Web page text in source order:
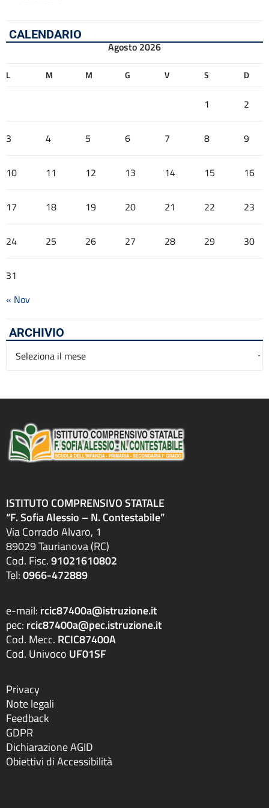
CALENDARIO
Agosto 2026
L M M G V S D
1 2
3 4 5 6 7 8 9
10 11 12 13 14 15 16
17 18 19 20 21 22 23
24 25 26 27 28 29 30
31
« Nov
ARCHIVIO
Archivio
ISTITUTO COMPRENSIVO STATALE
“F. Sofia Alessio – N. Contestabile”
Via Corrado Alvaro, 1
89029 Taurianova (RC)
Cod. Fisc.91021610802
Tel:0966-472889
e-mail: rcic87400a@istruzione.it
pec: rcic87400a@pec.istruzione.it
Cod. Mecc. RCIC87400A
Cod. Univoco UF01SF
Privacy
Note legali
Feedback
GDPR
Dichiarazione AGID
Obiettivi di Accessibilità